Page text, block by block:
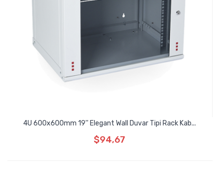
4U 600x600mm 19'' Elegant Wall Duvar Tipi Rack Kab...
$94,67